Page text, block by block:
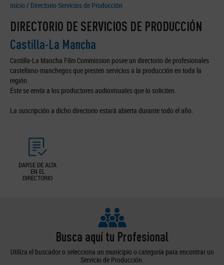
Inicio / Directorio Servicios de Producción
DIRECTORIO DE SERVICIOS DE PRODUCCIÓN
Castilla-La Mancha
Castilla-La Mancha Film Commission posee un directorio de profesionales
castellano-manchegos que presten servicios a la producción en toda la
región.
Éste se envía a los productores audiovisuales que lo soliciten.
La suscripción a dicho directorio estará abierta durante todo el año.
DARSE DE ALTA
EN EL
DIRECTORIO
Busca aquí tu Profesional
Utiliza el buscador o selecciona un municipio o categoría para encontrar un
Servicio de Producción.